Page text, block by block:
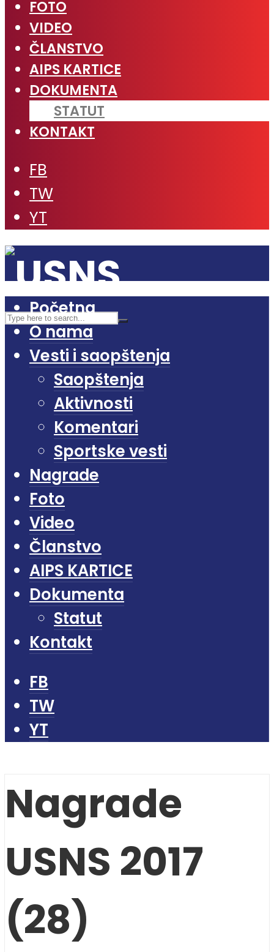
FOTO
VIDEO
ČLANSTVO
AIPS KARTICE
DOKUMENTA
STATUT
KONTAKT
FB
TW
YT
Početna
O nama
Vesti i saopštenja
Saopštenja
Aktivnosti
Komentari
Sportske vesti
Nagrade
Foto
Video
Članstvo
AIPS KARTICE
Dokumenta
Statut
Kontakt
FB
TW
YT
Nagrade
USNS 2017
(28)